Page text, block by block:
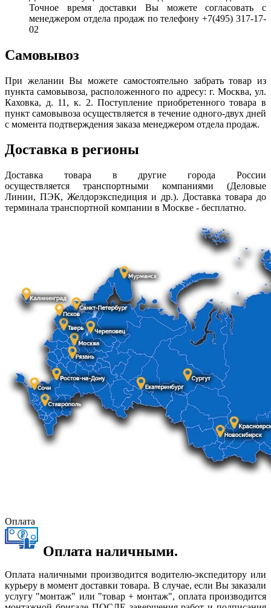
Точное время доставки Вы можете согласовать с
менеджером отдела продаж по телефону +7(495) 317-17-
02
Самовывоз
При желании Вы можете самостоятельно забрать товар из
пункта самовывоза, расположенного по адресу: г. Москва, ул.
Каховка, д. 11, к. 2. Поступление приобретенного товара в
пункт самовывоза осуществляется в течение одного-двух дней
с момента подтверждения заказа менеджером отдела продаж.
Доставка в регионы
Доставка товара в другие города России
осуществляется транспортными компаниями (Деловые
Линии, ПЭК, Желдорэкспедиция и др.). Доставка товара до
терминала транспортной компании в Москве - бесплатно.
Оплата
Оплата наличными.
Оплата наличными производится водителю-экспедитору или
курьеру в момент доставки товара. В случае, если Вы заказали
услугу "монтаж" или "товар + монтаж", оплата производится